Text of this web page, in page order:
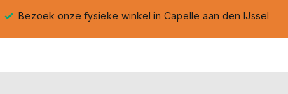
Bezoek onze fysieke winkel in Capelle aan den IJssel